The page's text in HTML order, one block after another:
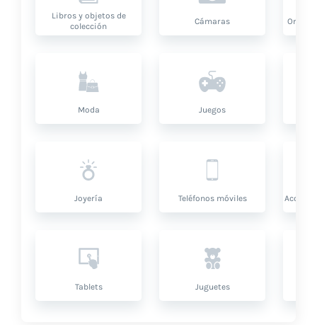
Libros y objetos de
colección
Cámaras
Moda Juegos
Joyería Teléfonos móviles
Tablets Juguetes